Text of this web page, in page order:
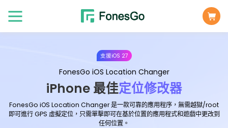
FonesGo iOS Location Changer
支援iOS 27
iPhone 最佳定位修改器
FonesGo iOS Location Changer 是一款可靠的應用程序，無需越獄/root
即可進行 GPS 虛擬定位，只需單擊即可在基於位置的應用程式和遊戲中更改到
任何位置。